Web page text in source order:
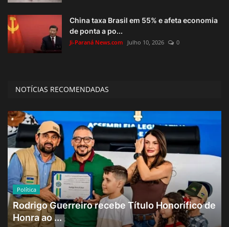
China taxa Brasil em 55% e afeta economia
de ponta a po...
Ji-Paraná News.com Julho 10, 2026 0
NOTÍCIAS RECOMENDADAS
Política
Rodrigo Guerreiro recebe Título Honorífico de
Honra ao ...